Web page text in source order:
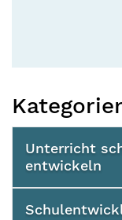
Unterricht
entwickeln